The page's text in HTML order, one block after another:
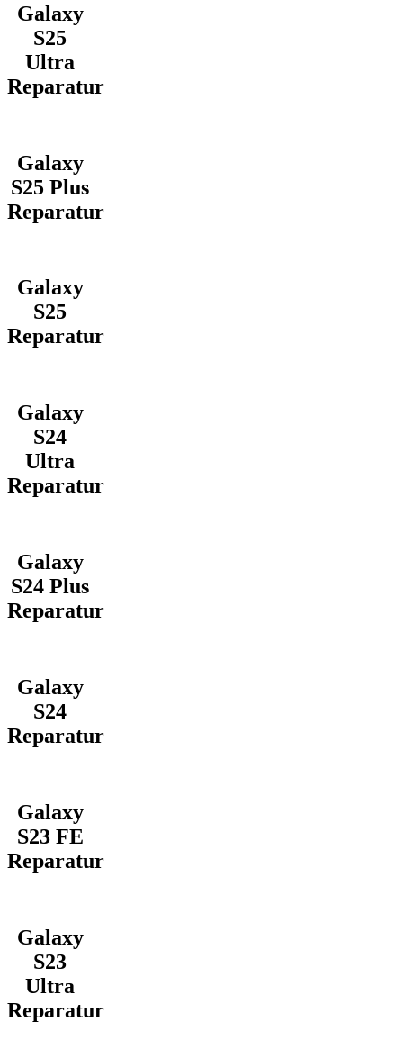
Galaxy
S25
Ultra
Reparatur
Galaxy
S25 Plus
Reparatur
Galaxy
S25
Reparatur
Galaxy
S24
Ultra
Reparatur
Galaxy
S24 Plus
Reparatur
Galaxy
S24
Reparatur
Galaxy
S23 FE
Reparatur
Galaxy
S23
Ultra
Reparatur